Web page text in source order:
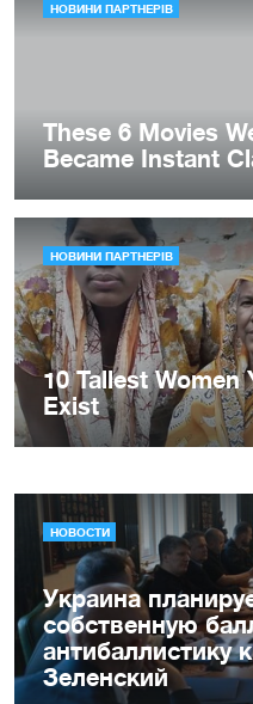
НОВОСТИ
Украина
собственную
антибаллистику
Зеленский